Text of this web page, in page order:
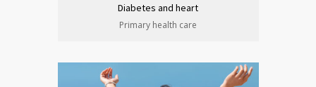
Diabetes and heart
Primary health care